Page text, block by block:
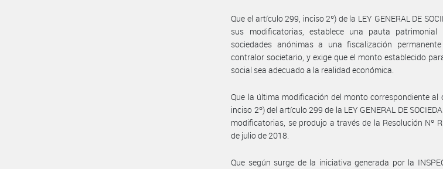
Que el artículo 299, inciso 2º) de la LEY GENERAL DE
sus modificatorias, establece una pauta
sociedades anónimas a una fiscalización
contralor societario, y exige que el monto establecido
social sea adecuado a la realidad económica.
Que la última modificación del monto correspondiente al
inciso 2º) del artículo 299 de la LEY GENERAL DE
modificatorias, se produjo a través de la Resolución Nº
de julio de 2018.
Que según surge de la iniciativa generada por la